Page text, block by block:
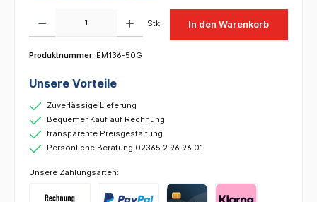
Stk In den Warenkorb
Produktnummer: EM136-50G
Unsere Vorteile
Zuverlässige Lieferung
Bequemer Kauf auf Rechnung
transparente Preisgestaltung
Persönliche Beratung 02365 2 96 96 01
Unsere Zahlungsarten: